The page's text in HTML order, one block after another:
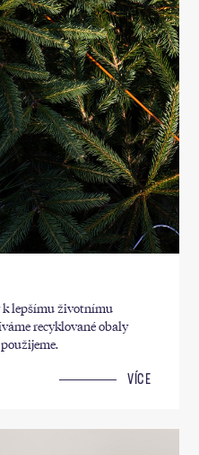
k lepšímu životnímu
recyklované obaly
VÍCE